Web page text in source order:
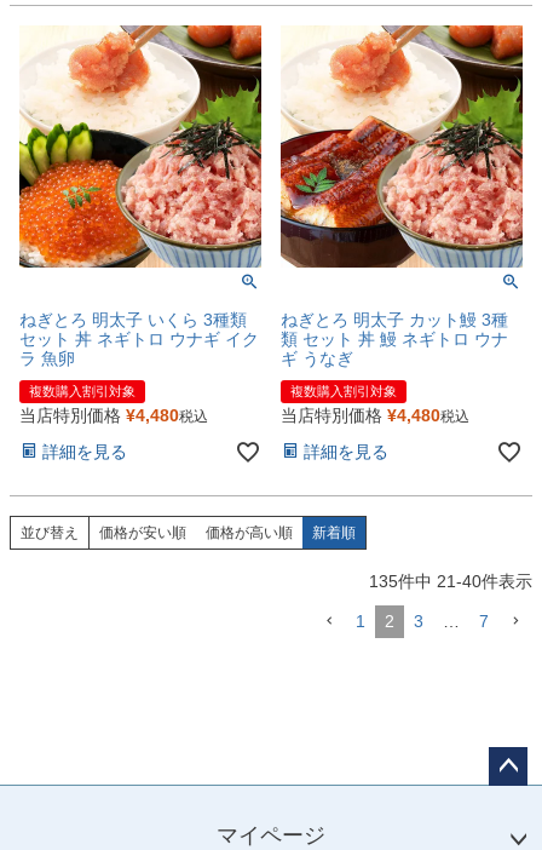
ねぎとろ 明太子 いくら 3種類
セット 丼 ネギトロ ウナギ イク
ラ 魚卵
複数購入割引対象
当店特別価格 ¥4,480税込
詳細を見る
ねぎとろ 明太子 カット鰻 3種
類 セット 丼 鰻 ネギトロ ウナ
ギ うなぎ
複数購入割引対象
当店特別価格 ¥4,480税込
詳細を見る
並び替え 価格が安い順 価格が高い順 新着順
135件中 21-40件表示
1 2 3 7
マイページ